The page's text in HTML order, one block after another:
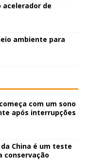
acelerador de
ambiente para
com um sono
após interrupções
China é um teste
conservação